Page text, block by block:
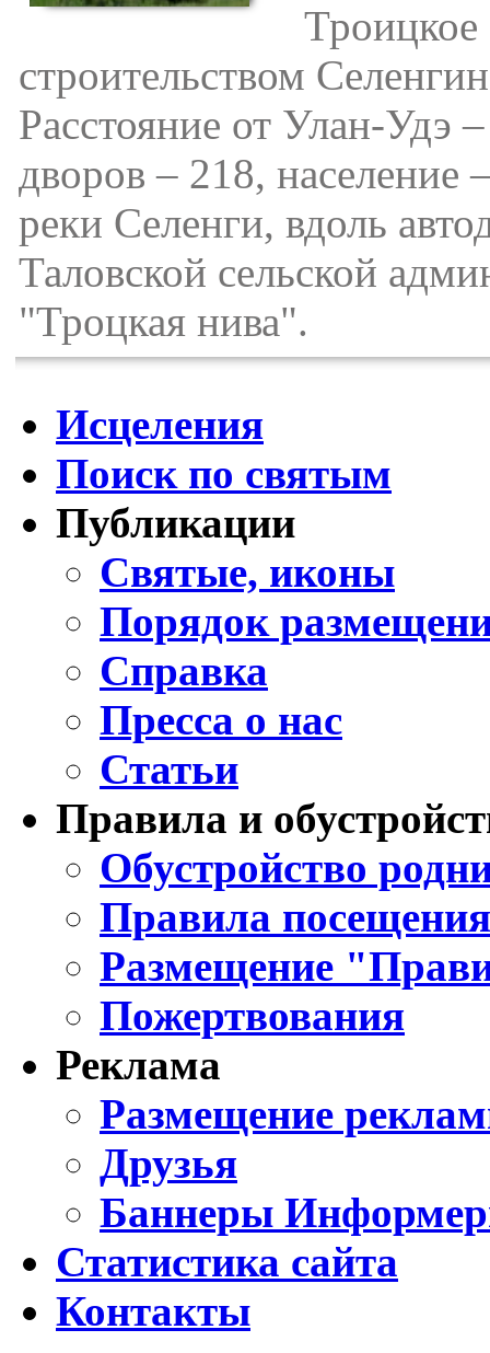
Троицкое
строительством
Расстояние от Улан-Удэ
дворов – 218, население
реки Селенги, вдоль
Таловской сельской
"Троцкая нива".
Исцеления
Поиск по святым
Публикации
Святые, иконы
Порядок
Справка
Пресса о нас
Статьи
Правила и
Обустройство
Правила
Размещение
Пожертвования
Реклама
Размещение
Друзья
Баннеры
Статистика сайта
Контакты